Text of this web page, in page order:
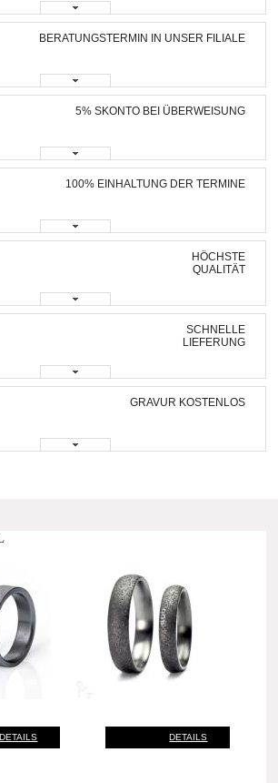
BERATUNGSTERMIN IN UNSER FILIALE
5% SKONTO BEI ÜBERWEISUNG
100% EINHALTUNG DER TERMINE
HÖCHSTE
QUALITÄT
SCHNELLE
LIEFERUNG
GRAVUR KOSTENLOS
DETAILS DETAILS